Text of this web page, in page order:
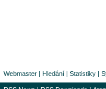
Webmaster | Hledání | Statistiky |